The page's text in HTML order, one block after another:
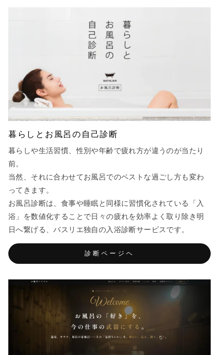
暮らしとお風呂の自己診断
暮らしや生活習慣、性別や年齢で疲れ方が違うのが当たり
前。
当然、それに合わせてお風呂でのベストな過ごし方も変わ
ってきます。
お風呂診断は、食事や睡眠と同様に習慣化されている「入
浴」を数値化することで日々の疲れを効率よく取り除き明
日へ繋げる、バスリエ独自の入浴診断サービスです。
診断ページヘ